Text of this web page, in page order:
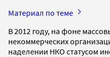
Материал по теме
В 2012 году, на фоне
некоммерческих
наделении НКО статусом